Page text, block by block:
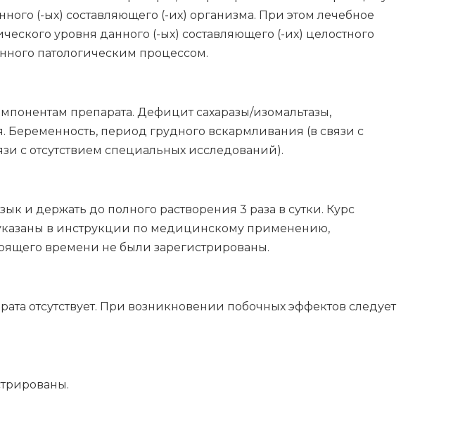
(-ых) составляющего (-их) организма. При этом лечебное
уровня данного (-ых) составляющего (-их) целостного
патологическим процессом.
препарата. Дефицит сахаразы/изомальтазы,
Беременность, период грудного вскармливания (в связи с
с отсутствием специальных исследований).
и держать до полного растворения 3 раза в сутки. Курс
в инструкции по медицинскому применению,
времени не были зарегистрированы.
отсутствует. При возникновении побочных эффектов следует